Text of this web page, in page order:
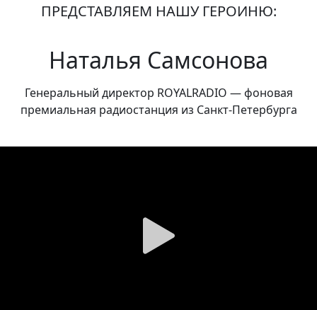
ПРЕДСТАВЛЯЕМ НАШУ ГЕРОИНЮ:
Наталья Самсонова
Генеральный директор ROYALRADIO — фоновая
премиальная радиостанция из Санкт-Петербурга